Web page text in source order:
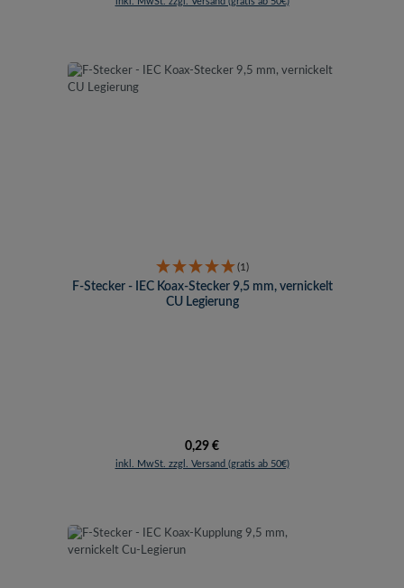
(1)
F-Stecker - IEC Koax-Stecker 9,5 mm, vernickelt
CU Legierung
Regulärer Preis:
0,29 €
inkl. MwSt. zzgl. Versand (gratis ab 50€)